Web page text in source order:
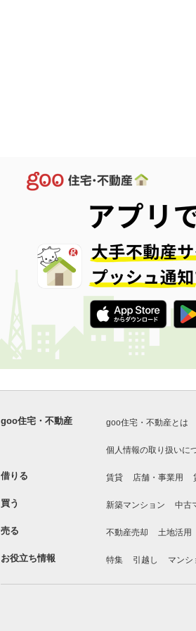
goo住宅・不動産 goo住宅・不動産とは
個人情報の取り扱いに
借りる 賃貸 店舗・事業用
買う 新築マンション 中古
売る 不動産売却 土地活用
お役立ち情報 特集 引越し マンシ